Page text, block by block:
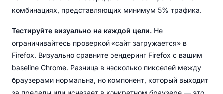
комбинациях, представляющих минимум 5% трафика.
Тестируйте визуально на каждой цели. Не
ограничивайтесь проверкой «сайт загружается» в
Firefox. Визуально сравните рендеринг Firefox с вашим
baseline Chrome. Разница в несколько пикселей между
браузерами нормальна, но компонент, который выходит
за пределы или исчезает в конкретном браузере — это